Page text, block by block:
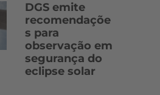
DGS emite
recomendaçõe
s para
observação em
segurança do
eclipse solar